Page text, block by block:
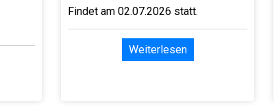
Findet am 02.07.2026 statt.
Weiterlesen